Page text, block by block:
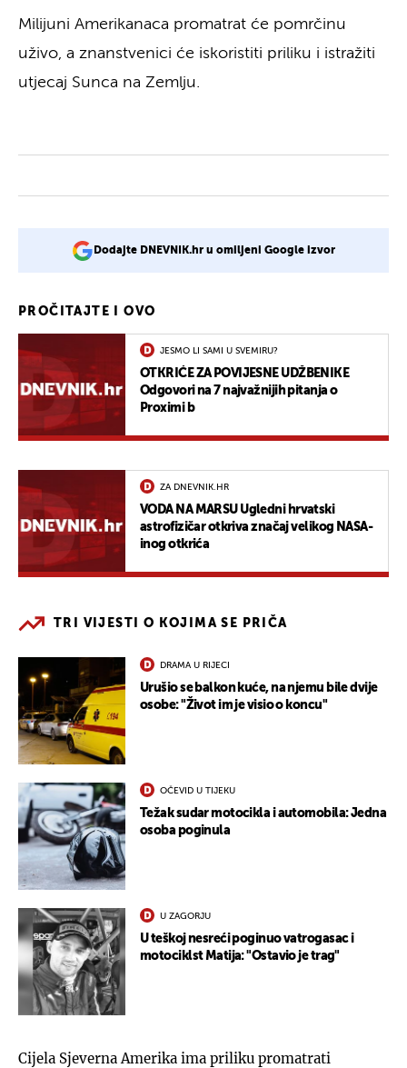
Milijuni Amerikanaca promatrat će pomrčinu
uživo, a znanstvenici će iskoristiti priliku i istražiti
utjecaj Sunca na Zemlju.
Dodajte DNEVNIK.hr u omiljeni Google izvor
PROČITAJTE I OVO
JESMO LI SAMI U SVEMIRU?
OTKRIĆE ZA POVIJESNE UDŽBENIKE
Odgovori na 7 najvažnijih pitanja o
Proximi b
ZA DNEVNIK.HR
VODA NA MARSU Ugledni hrvatski
astrofizičar otkriva značaj velikog NASA-
inog otkrića
TRI VIJESTI O KOJIMA SE PRIČA
DRAMA U RIJECI
Urušio se balkon kuće, na njemu bile dvije
osobe: "Život im je visio o koncu"
OČEVID U TIJEKU
Težak sudar motocikla i automobila: Jedna
osoba poginula
U ZAGORJU
U teškoj nesreći poginuo vatrogasac i
motociklst Matija: "Ostavio je trag"
Cijela Sjeverna Amerika ima priliku promatrati